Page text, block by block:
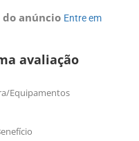
anúncio Entre em
avaliação
Equipamentos